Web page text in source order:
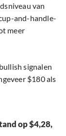
van
and-handle-
meer
signalen
$180 als
op $4,28,